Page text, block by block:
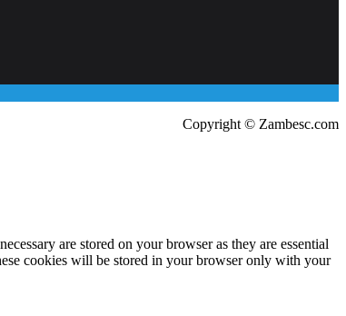
Copyright © Zambesc.com
are stored on your browser as they are essential
cookies will be stored in your browser only with your